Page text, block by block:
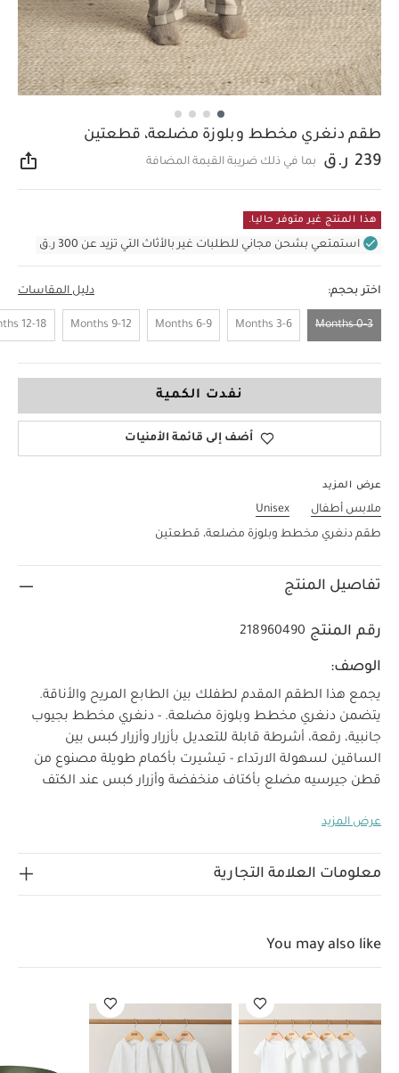
طقم دنغري مخطط وبلوزة مضلعة، قطعتين
239 ر.ق بما في ذلك ضريبة القيمة المضافة
هذا المنتج غير متوفر حاليا.
استمتعي بشحن مجاني للطلبات غير بالأثاث التي تزيد عن 300 ر.ق
اختر بحجم: دليل المقاسات
0-3 Months
3-6 Months
6-9 Months
9-12 Months
12-18 Months
نفدت الكمية
أضف إلى قائمة الأمنيات
عرض المزيد
ملابس أطفال
Unisex
طقم دنغري مخطط وبلوزة مضلعة، قطعتين
تفاصيل المنتج
رقم المنتج 218960490
الوصف:
يجمع هذا الطقم المقدم لطفلك بين الطابع المريح والأناقة.
يتضمن دنغري مخطط وبلوزة مضلعة. - دنغري مخطط بجيوب
جانبية، رقعة، أشرطة قابلة للتعديل بأزرار وأزرار كبس بين
الساقين لسهولة الارتداء - تيشيرت بأكمام طويلة مصنوع من
قطن جيرسيه مضلع بأكتاف منخفضة وأزرار كبس عند الكتف
الطابع المريح والأناقة. يتضمن دنغري مخطط وبلوزة مضلعة.
للتعديل بأزرار وأزرار كبس بين الساقين لسهولة الارتداء. صنع
قطن
الدنغري: 98% قطن، 2% إيلاستان
الإرشادات:
يُكوى على درجة حرارة منخفضة
لا يُنظف تنظيفًا جافًا
تُغسل الألوان الداكنة منفصلة
غسل وكي من الداخل إلى
الخارج قد يعجبك أيضاً:
طقم ألبسة قطعة واحدة بأكمام قصيرة
طقم بيجاما قطعة واحدة عضوية
عرض المزيد
معلومات العلامة التجارية
You may also like